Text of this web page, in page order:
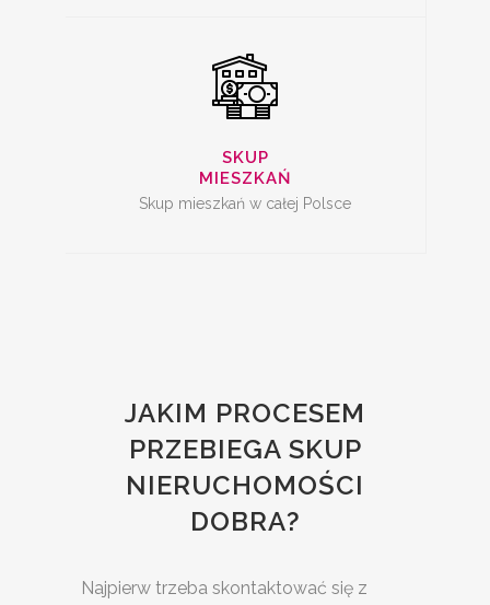
SKUP
MIESZKAŃ
Skup mieszkań w całej Polsce
JAKIM PROCESEM
PRZEBIEGA SKUP
NIERUCHOMOŚCI
DOBRA?
Najpierw trzeba skontaktować się z